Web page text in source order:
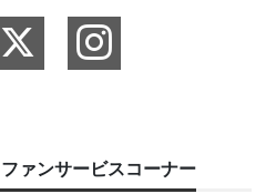
ァンサービスコーナー